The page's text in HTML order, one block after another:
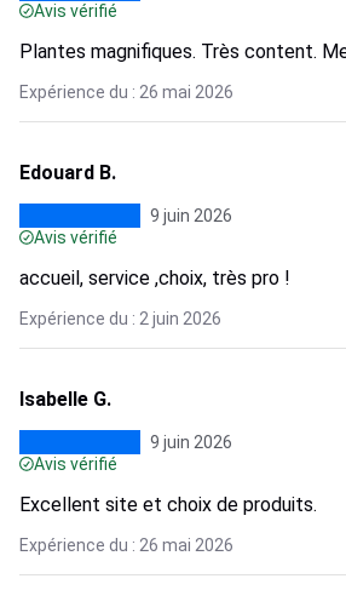
Avis vérifié
Plantes magnifiques. Très content.
Expérience du : 26 mai 2026
Edouard B.
9 juin 2026
Avis vérifié
accueil, service ,choix, très pro !
Expérience du : 2 juin 2026
Isabelle G.
9 juin 2026
Avis vérifié
Excellent site et choix de produits.
Expérience du : 26 mai 2026